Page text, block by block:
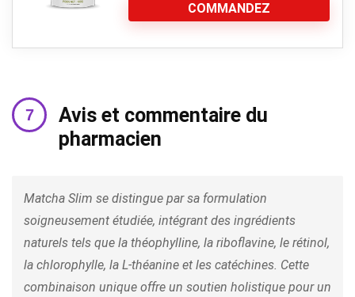
COMMANDEZ
Avis et commentaire du
pharmacien
Matcha Slim se distingue par sa formulation
soigneusement étudiée, intégrant des ingrédients
naturels tels que la théophylline, la riboflavine, le rétinol,
la chlorophylle, la L-théanine et les catéchines. Cette
combinaison unique offre un soutien holistique pour un